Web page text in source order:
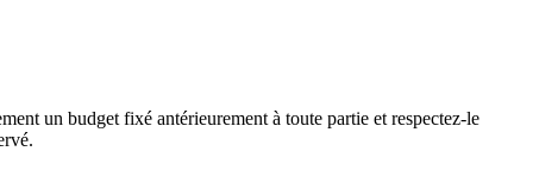
un budget fixé antérieurement à toute partie et respectez-le